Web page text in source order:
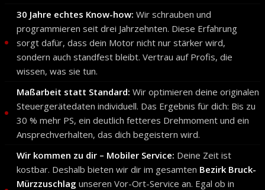
30 Jahre echtes Know-how: Wir schrauben und
programmieren seit drei Jahrzehnten. Diese Erfahrung
sorgt dafür, dass dein Motor nicht nur stärker wird,
sondern auch standfest bleibt. Vertrau auf Profis, die
wissen, was sie tun.
Maßarbeit statt Standard: Wir optimieren deine originalen
Steuergerätedaten individuell. Das Ergebnis für dich: Bis zu
30 % mehr PS, ein deutlich fetteres Drehmoment und ein
Ansprechverhalten, das dich begeistern wird.
Wir kommen zu dir – Mobiler Service: Deine Zeit ist
kostbar. Deshalb bieten wir dir im gesamten Bezirk Bruck-
Mürzzuschlag unseren Vor-Ort-Service an. Egal ob in